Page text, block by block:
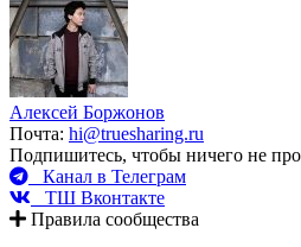
Алексей Боржонов
Почта: hi@truesharing.ru
Подпишитесь, чтобы ничего не
Канал в Телеграм
ТШ Вконтакте
Правила сообщества